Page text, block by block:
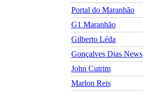
Portal do Maranhão
G1 Maranhão
Gilberto Léda
Gonçalves Dias News
John Cutrim
Marlon Reis